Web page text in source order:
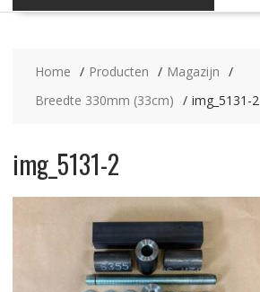
Home Producten
Magazijn
Breedte 330mm (33cm)
img_5131-2
img_5131-2